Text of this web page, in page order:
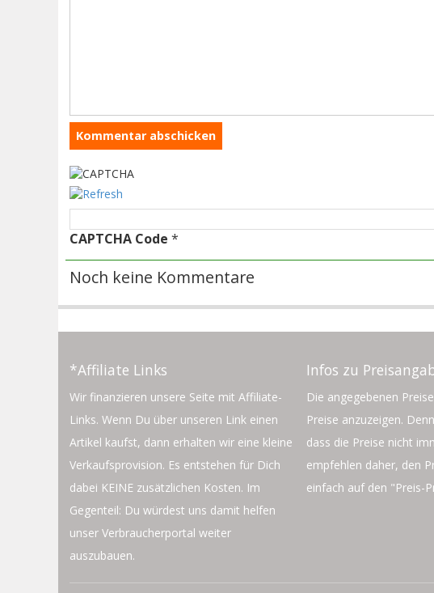
CAPTCHA Code *
Noch keine Kommentare
*Affiliate Links
Wir finanzieren unsere Seite mit Affiliate-
Links. Wenn Du über unseren Link einen
Artikel kaufst, dann erhalten wir eine kleine
Verkaufsprovision. Es entstehen für Dich
dabei KEINE zusätzlichen Kosten. Im
Gegenteil: Du würdest uns damit helfen
unser Verbraucherportal weiter
auszubauen.
Infos zu
Die angegebenen
Preise anzuzeigen.
dass die Preise nicht
empfehlen daher, den
einfach auf den "Preis-